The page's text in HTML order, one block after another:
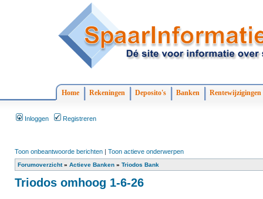
Home Rekeningen Deposito's Banken Rentewijzigingen
Inloggen Registreren
Toon onbeantwoorde berichten | Toon actieve onderwerpen
Forumoverzicht» Actieve Banken » Triodos Bank
Triodos omhoog 1-6-26